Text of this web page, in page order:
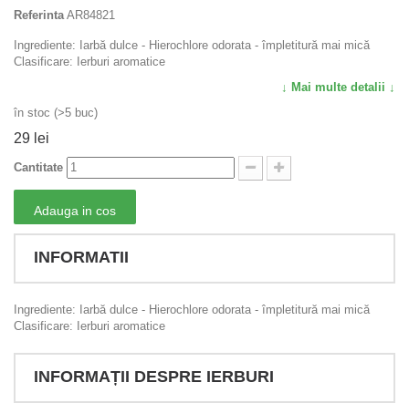
Referinta AR84821
Ingrediente: Iarbă dulce - Hierochlore odorata - împletitură mai mică
Clasificare: Ierburi aromatice
↓ Mai multe detalii ↓
în stoc (>5 buc)
29 lei
Cantitate
Adauga in cos
INFORMATII
Ingrediente: Iarbă dulce - Hierochlore odorata - împletitură mai mică
Clasificare: Ierburi aromatice
INFORMAȚII DESPRE IERBURI